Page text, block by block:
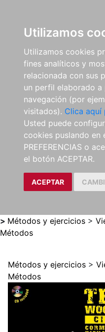
Utilizamos
Utilizamos cookies
fines analíticos y
relacionada con sus
un perfil elaborado
navegación (por
visitados). Clica aquí
Usted puede
cookies puslando en
PREFERENCIAS o
el botón ACEPTAR.
ACEPTAR
> Métodos y ejercicios >
Métodos
Métodos y ejercicios >
Métodos